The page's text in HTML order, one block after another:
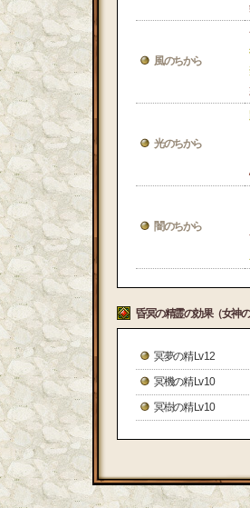
風のちから
光のちから
闇のちから
昏冥の精霊の効果（女神
冥夢の精 Lv 12
冥機の精 Lv 10
冥樹の精 Lv 10